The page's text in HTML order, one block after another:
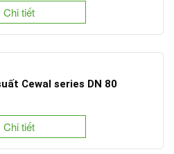
Chi tiết
Cewal series DN 80
Chi tiết